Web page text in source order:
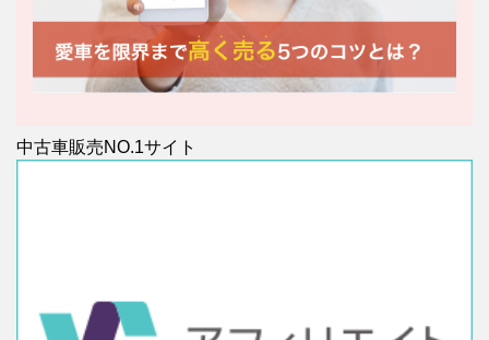
中古車販売NO.1サイト